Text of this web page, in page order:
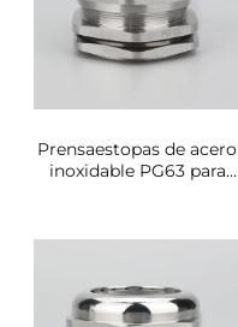
Prensaestopas de acero
inoxidable PG63 para